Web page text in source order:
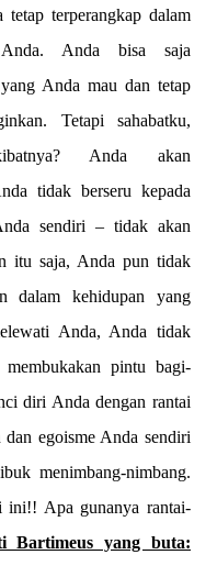
terperangkap dalam
Anda bisa saja
Anda mau dan tetap
Tetapi sahabatku,
Anda akan
tidak berseru kepada
sendiri – tidak akan
itu saja, Anda pun tidak
dalam kehidupan yang
Anda, Anda tidak
pintu bagi-
diri Anda dengan rantai
egoisme Anda sendiri
menimbang-nimbang.
ini!! Apa gunanya rantai-
Bartimeus yang buta: